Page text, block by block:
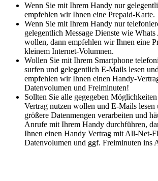
Wenn Sie mit Ihrem Handy nur
empfehlen wir Ihnen eine Prepaid-Karte.
Wenn Sie mit Ihrem Handy nur
gelegentlich Message Dienste wie Whats
wollen, dann empfehlen wir Ihnen eine
kleinem Internet-Volumnen.
Wollen Sie mit Ihrem Smartphone
surfen und gelegentlich E-Mails lesen
empfehlen wir Ihnen einen Handy-
Datenvolumen und Freiminuten!
Sollten Sie alle gegegeben
Vertrag nutzen wollen und E-Mails lesen
größere Datenmengen verarbeiten und
Anrufe mit Ihrem Handy durchführen,
Ihnen einen Handy Vertrag mit All-Net-
Datenvolumen und ggf. Freiminuten ins